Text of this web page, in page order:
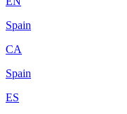
Spain
CA
Spain
ES